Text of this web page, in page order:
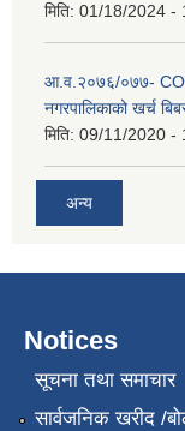
मिति: 01/18/2024 -
आ.व.२०७६/०७७-
नगरपालिकाको खर्च
मिति: 09/11/2020 -
अन्य
Notices
सूचना तथा समाचार
सार्वजनिक खरीद /